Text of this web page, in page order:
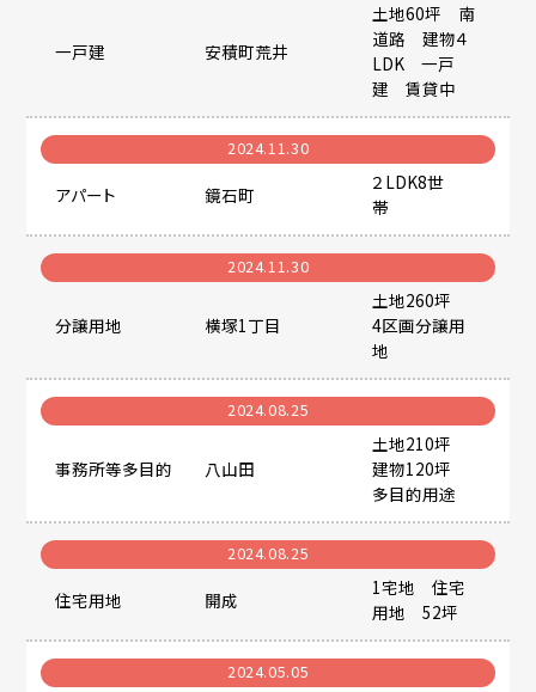
一戸建 安積町荒井
土地60坪 南
道路 建物４
LDK 一戸
建 賃貸中
2024.11.30
アパート 鏡石町
２LDK8世
帯
2024.11.30
分譲用地 横塚1丁目
土地260坪
4区画分譲用
地
2024.08.25
事務所等多目的 八山田
土地210坪
建物120坪
多目的用途
2024.08.25
住宅用地 開成
1宅地 住宅
用地 52坪
2024.05.05